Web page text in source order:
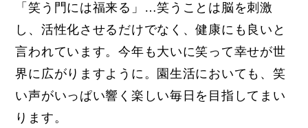
「笑う門には福来る」…笑うことは脳を刺激
し、活性化させるだけでなく、健康にも良いと
言われています。今年も大いに笑って幸せが世
界に広がりますように。園生活においても、笑
い声がいっぱい響く楽しい毎日を目指してまい
ります。